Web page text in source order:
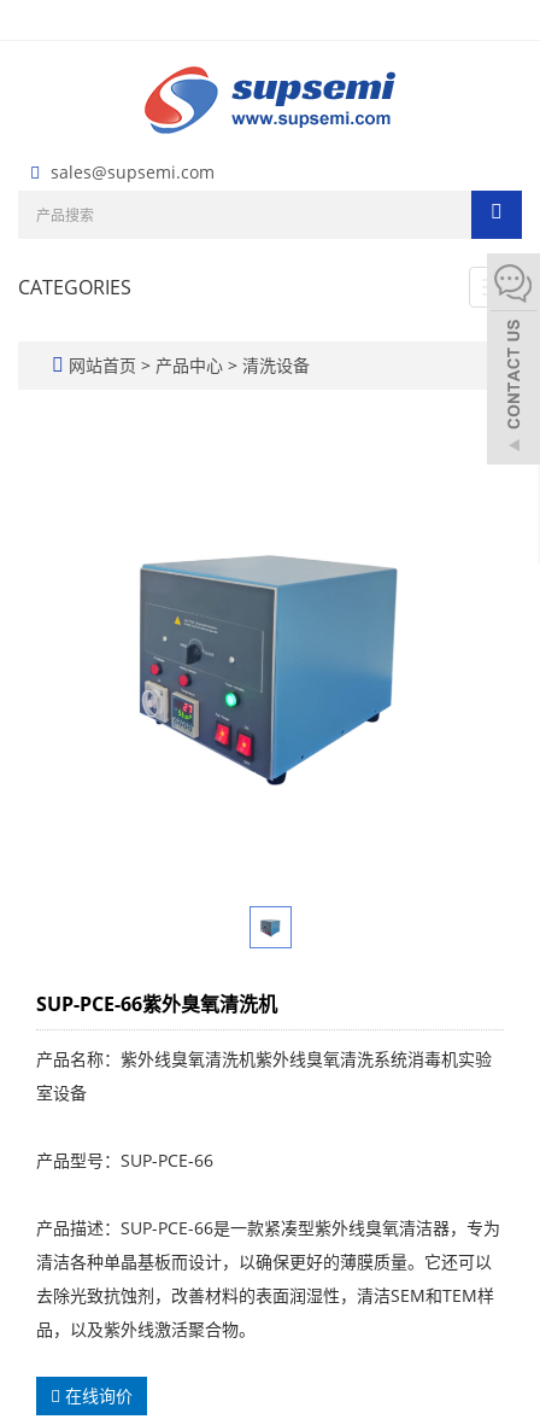
sales@supsemi.com
CATEGORIES
网站首页 > 产品中心 > 清洗设备
SUP-PCE-66紫外臭氧清洗机
产品名称：紫外线臭氧清洗机紫外线臭氧清洗系统消毒机实验
室设备
产品型号：SUP-PCE-66
产品描述：SUP-PCE-66是一款紧凑型紫外线臭氧清洁器，专为
清洁各种单晶基板而设计，以确保更好的薄膜质量。它还可以
去除光致抗蚀剂，改善材料的表面润湿性，清洁SEM和TEM样
品，以及紫外线激活聚合物。
在线询价